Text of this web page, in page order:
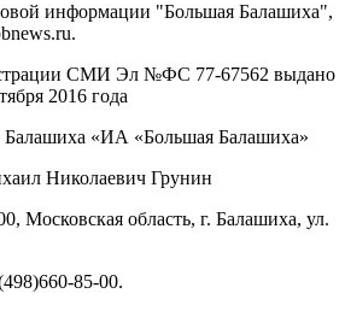
информации "Большая Балашиха",
СМИ Эл №ФС ‎77-67562 выдано
2016 года
«ИА «Большая Балашиха»
Николаевич Грунин
Московская область, г. Балашиха, ул.
85-00.